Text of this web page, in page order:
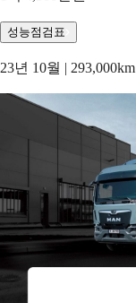
성능점검표
23년 10월 |